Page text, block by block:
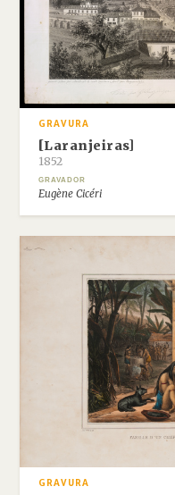
GRAVURA
[Laranjeiras]
1852
GRAVADOR
Eugène Cicéri
GRAVURA